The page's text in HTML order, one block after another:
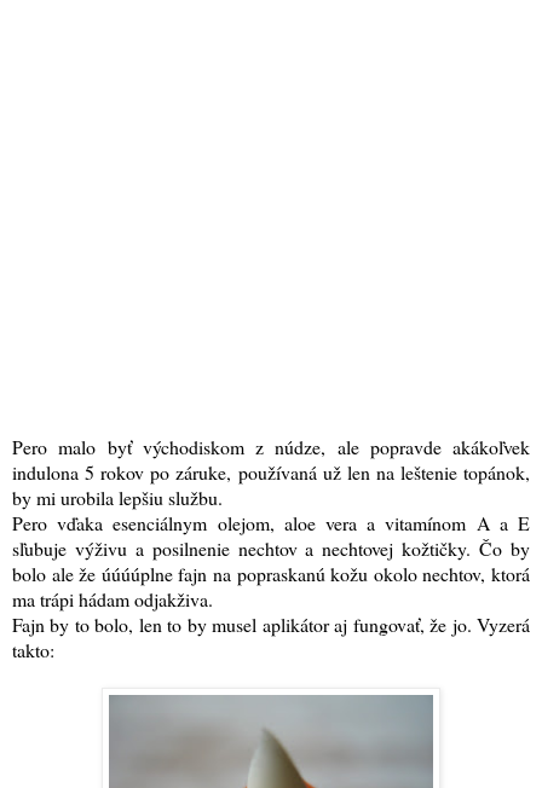
Pero malo byť východiskom z núdze, ale popravde akákoľvek
indulona 5 rokov po záruke, používaná už len na leštenie topánok,
by mi urobila lepšiu službu.
Pero vďaka esenciálnym olejom, aloe vera a vitamínom A a E
sľubuje výživu a posilnenie nechtov a nechtovej kožtičky. Čo by
bolo ale že úúúúplne fajn na popraskanú kožu okolo nechtov, ktorá
ma trápi hádam odjakživa.
Fajn by to bolo, len to by musel aplikátor aj fungovať, že jo. Vyzerá
takto: